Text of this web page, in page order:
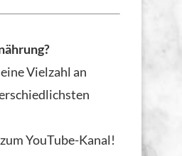
Vielzahl an
YouTube-Kanal!